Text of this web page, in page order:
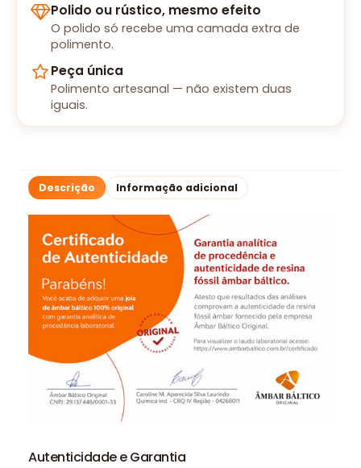
Polido ou rústico, mesmo efeito
O polido só recebe uma camada extra de
polimento.
Peça única
Polimento artesanal — não existem duas
iguais.
Descrição Informação adicional
Autenticidade e Garantia